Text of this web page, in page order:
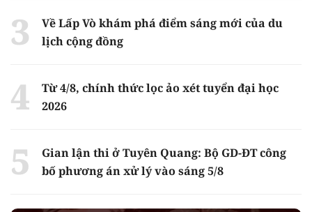
Về Lấp Vò khám phá điểm sáng mới của du
lịch cộng đồng
Từ 4/8, chính thức lọc ảo xét tuyển đại học
2026
Gian lận thi ở Tuyên Quang: Bộ GD-ĐT công
bố phương án xử lý vào sáng 5/8